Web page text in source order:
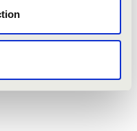
augusztusban